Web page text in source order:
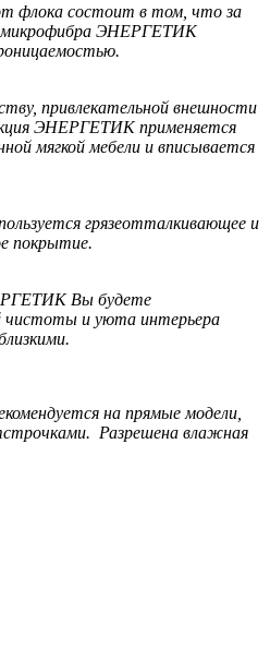
флока состоит в том, что за
микрофибра ЭНЕРГЕТИК
привлекательной внешности
ЭНЕРГЕТИК применяется
мягкой мебели и вписывается
грязеотталкивающее и
покрытие.
Вы будете
и уюта интерьера
на прямые модели,
Разрешена влажная